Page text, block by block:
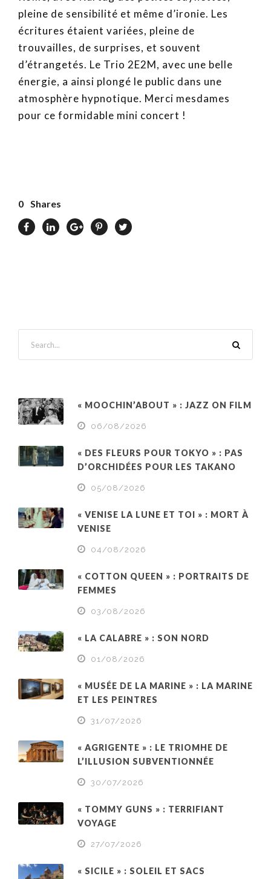
pleine de sensibilité et même d’ironie. Les
écritures étaient variées, pleine de
trouvailles, de surprises, et souvent
d’étrangetés. Le Trio 2E2M, avec une belle
énergie, a ainsi plongé le public dans une
atmosphère hypnotique. Merci mesdames
pour ce formidable mini concert !
0 Shares
« MOOCHIN’ABOUT » : JAZZ ON FILM
06/08/2026
« DES FLEURS POUR TOKYO » : PAS
D’ORCHIDÉES POUR LES TAKANO
05/08/2026
« VENISE LA LUNE ET TOI » : MORT À
VENISE
04/08/2026
« COTTON QUEEN » : PORTRAITS DE
FEMMES
03/08/2026
« LA CALABRE » : SON NORD
01/08/2026
« MUSÉE DE LA MARINE » : LA MARINE
ET LES PEINTRES
31/07/2026
« AGRIGENTE » : LE TRIOMHE DE
L’ILLUSION SUBVENTIONNÉE
30/07/2026
« TOMMY GUNS » : TERRIFIANT
VOYAGE
27/07/2026
« SICILE » : SOLEIL ET SACS